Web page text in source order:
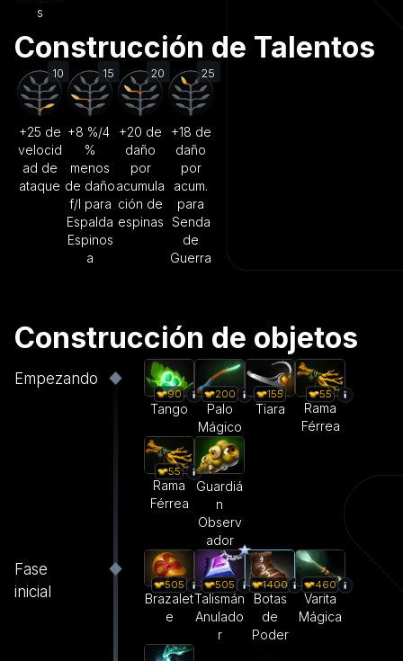
s
Construcción de Talentos
10
+25 de
velocid
ad de
ataque
15
+8 %/4
%
menos
de daño
f/l para
Espalda
Espinos
a
20
+20 de
daño
por
acumula
ción de
espinas
25
+18 de
daño
por
acum.
para
Senda
de
Guerra
Construcción de objetos
Empezando
90
Tango
200
Palo
Mágico
155
Tiara
55
Rama
Férrea
55
Rama
Férrea
Guardiá
n
Observ
ador
Fase
inicial
505
Brazalet
e
505
Talismán
Anulado
r
1400
Botas
de
Poder
460
Varita
Mágica